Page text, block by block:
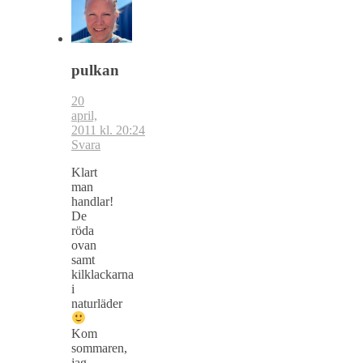
pulkan
20
april,
2011 kl. 20:24
Svara
Klart
man
handlar!
De
röda
ovan
samt
kilklackarna
i
naturläder
Kom
sommaren,